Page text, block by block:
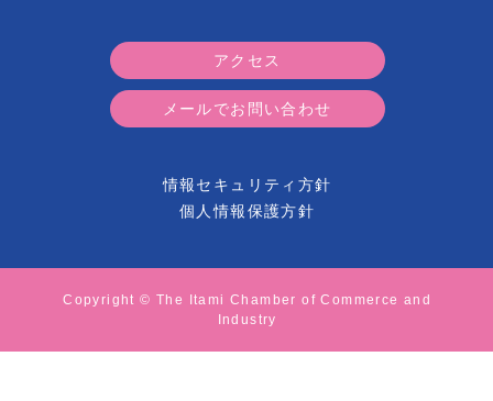
アクセス
メールでお問い合わせ
情報セキュリティ方針
個人情報保護方針
Copyright © The Itami Chamber of Commerce and
Industry